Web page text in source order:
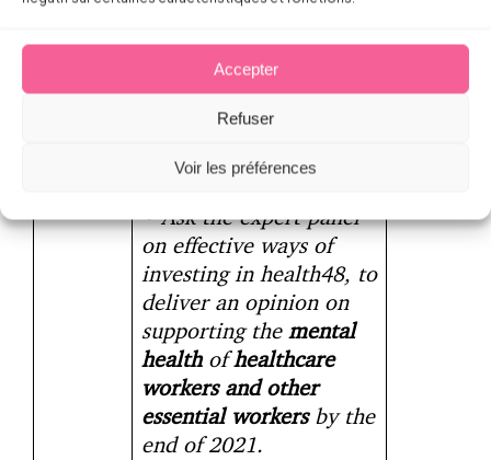
Accepter
Refuser
Voir les préférences
green and digital jobs
and processes, including
and ergonomic risks.
• Ask the expert panel
on effective ways of
investing in health48, to
deliver an opinion on
supporting the mental
health ofhealthcare
workers and other
essential workers by the
end of 2021.